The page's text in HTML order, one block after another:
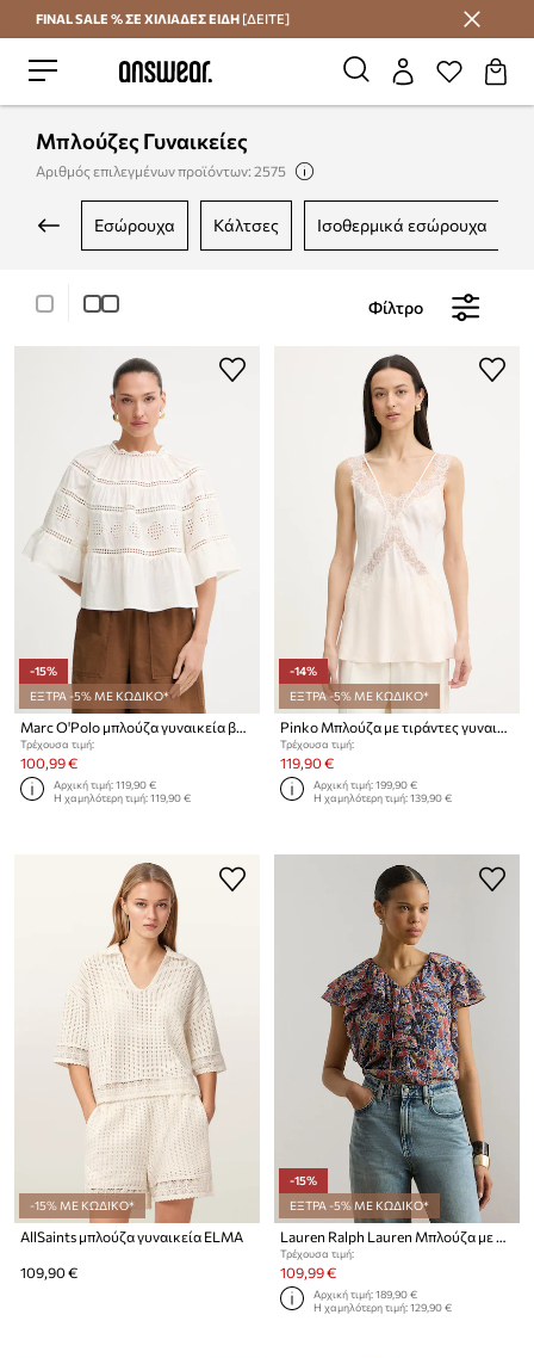
Εξοικονομήστε με το Answear Club
FINAL SALE % ΣΕ ΧΙΛΙΑΔΕΣ ΕΙΔΗ [ΔΕΙΤΕ]
Μπλούζες Γυναικείες
Αριθμός επιλεγμένων προϊόντων: 2575
εσώρουχα κάλτσες ισοθερμικά εσώρουχα
Φίλτρο
-15%
ΕΞΤΡΑ -5% ΜΕ ΚΩΔΙΚΟ*
Marc O'Polo μπλούζα γυναικεία βαμβακερή
Τρέχουσα τιμή:
100,99 €
Αρχική τιμή:119,90 €
Η χαμηλότερη τιμή:119,90 €
-14%
ΕΞΤΡΑ -5% ΜΕ ΚΩΔΙΚΟ*
Pinko Μπλούζα με τιράντες γυναικεία με βισκόζη
Τρέχουσα τιμή:
119,90 €
Αρχική τιμή:199,90 €
Η χαμηλότερη τιμή:139,90 €
-15% ΜΕ ΚΩΔΙΚΟ*
AllSaints μπλούζα γυναικεία ELMA
109,90 €
-15%
ΕΞΤΡΑ -5% ΜΕ ΚΩΔΙΚΟ*
Lauren Ralph Lauren Μπλούζα με βολάν γυναικεία
Τρέχουσα τιμή:
109,99 €
Αρχική τιμή:189,90 €
Η χαμηλότερη τιμή:129,90 €